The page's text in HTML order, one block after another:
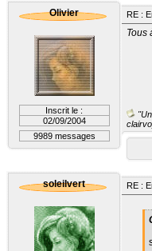
Olivier
Inscrit le :
02/09/2004
9989 messages
RE :
Tous
soleilvert RE :